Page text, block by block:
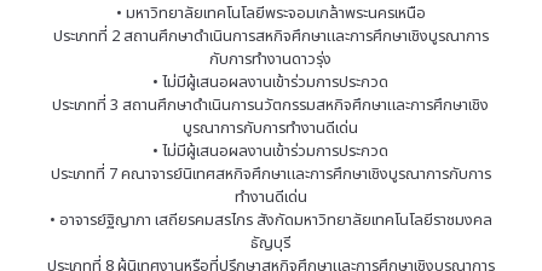
• มหาวิทยาลัยเทคโนโลยีพระจอมเกล้าพระนครเหนือ
ประเภทที่ 2 สถานศึกษาดำเนินการสหกิจศึกษาและการศึกษาเชิงบูรณาการ
กับการทำงานดาวรุ่ง
• ไม่มีผู้เสนอผลงานเข้าร่วมการประกวด
ประเภทที่ 3 สถานศึกษาดำเนินการนวัตกรรมสหกิจศึกษาและการศึกษาเชิง
บูรณาการกับการทำงานดีเด่น
• ไม่มีผู้เสนอผลงานเข้าร่วมการประกวด
ประเภทที่ 7 คณาจารย์นิเทศสหกิจศึกษาและการศึกษาเชิงบูรณาการกับการ
ทำงานดีเด่น
• อาจารย์ฐิญาภา เสถียรคมสรไกร สังกัดมหาวิทยาลัยเทคโนโลยีราชมงคล
ธัญบุรี
ประเภทที่ 8 ผู้นิเทศงานหรือที่ปรึกษาสหกิจศึกษาและการศึกษาเชิงบูรณาการ